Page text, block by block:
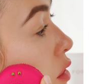
Lieferung8/10/26
Lieferung 8/10/26
Lieferung 8/12/26